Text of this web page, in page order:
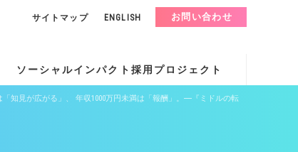
ソーシャルインパクト採用プロジェクト
サイトマップ ENGLISH お問い合わせ
知見が広がる」、 年収1000万円未満は「報酬」。―『ミドルの転